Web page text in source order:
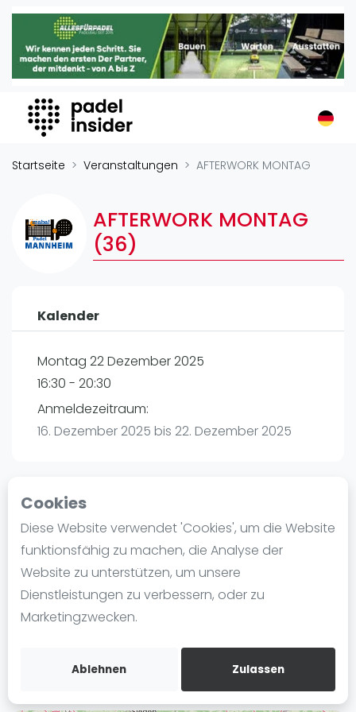
Cookies
Diese Website verwendet 'Cookies', um die Website
funktionsfähig zu machen, die Analyse der
Website zu unterstützen, um unsere
Dienstleistungen zu verbessern, oder zu
Marketingzwecken.
Ablehnen Zulassen
Padel Insider
Home
Organisationen
Buchungssysteme
Padel-Shops
Verschiedenes
Veranstaltungen
International
Ranking
Männer
Frauen
Blog
Die Geschichte von Padel
Regeln und Punktzählung
Padel Schläge
Video
Startseite Veranstaltungen AFTERWORK MONTAG
AFTERWORK MONTAG
(36)
Kalender
Montag 22 Dezember 2025
16:30 - 20:30
Anmeldezeitraum:
16. Dezember 2025 bis 22. Dezember 2025
Playtomic
maba! Padel Mannheim | Mannheim
Christian-Friedrich-Schwan-Straße 5-7
68167Mannheim
Routebeschrijving